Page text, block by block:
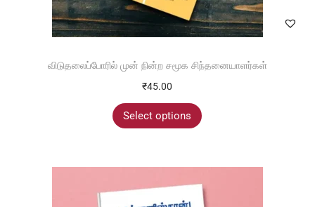
விடுதலைப்போரில் முன் நின்ற சமூக சிந்தனையாளர்கள்
₹45.00
Select options